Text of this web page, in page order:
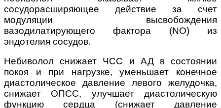
сосудорасширяющее действие за счет
модуляции высвобождения
вазодилатирующего фактора (NO) из
эндотелия сосудов.
Небиволол снижает ЧСС и АД в состоянии
покоя и при нагрузке, уменьшает конечное
диастолическое давление левого желудочка,
снижает ОПСС, улучшает диастолическую
функцию сердца (снижает давление